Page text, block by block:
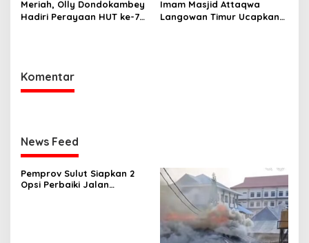
Meriah, Olly Dondokambey
Hadiri Perayaan HUT ke-7
Imam Masjid Attaqwa
Langowan Timur Ucapkan
Komentar
News Feed
Pemprov Sulut Siapkan 2
Opsi Perbaiki Jalan